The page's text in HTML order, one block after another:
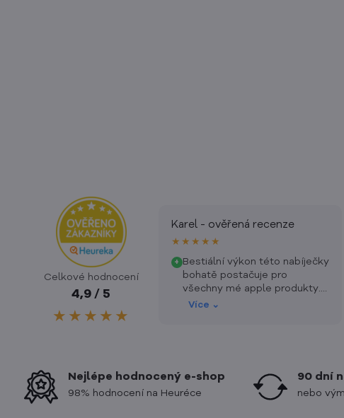
Celkové hodnocení
4,9 / 5
★★★★★
Karel - ověřená recenze
★★★★★
+ Bestiální výkon této nabíječky
bohatě postačuje pro
všechny mé apple produkty.
Příkladný je i přístup k
Více ⌄
Nejlépe hodnocený e-shop
98% hodnocení na Heuréce
90 dní
nebo